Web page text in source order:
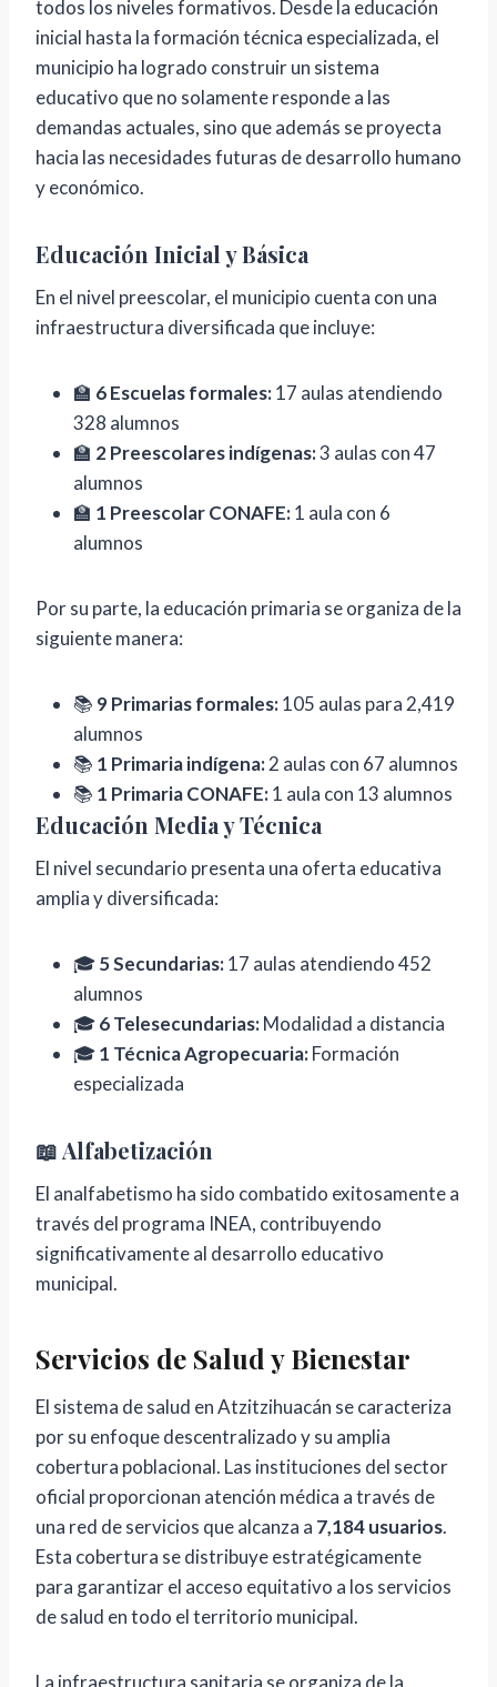
todos los niveles formativos. Desde la educación
inicial hasta la formación técnica especializada, el
municipio ha logrado construir un sistema
educativo que no solamente responde a las
demandas actuales, sino que además se proyecta
hacia las necesidades futuras de desarrollo humano
y económico.
Educación Inicial y Básica
En el nivel preescolar, el municipio cuenta con una
infraestructura diversificada que incluye:
🏫 6 Escuelas formales:17 aulas atendiendo
328 alumnos
🏫 2 Preescolares indígenas:3 aulas con 47
alumnos
🏫 1 Preescolar CONAFE:1 aula con 6
alumnos
Por su parte, la educación primaria se organiza de la
siguiente manera:
📚 9 Primarias formales:105 aulas para 2,419
alumnos
📚 1 Primaria indígena:2 aulas con 67 alumnos
📚 1 Primaria CONAFE:1 aula con 13 alumnos
Educación Media y Técnica
El nivel secundario presenta una oferta educativa
amplia y diversificada:
🎓5 Secundarias:17 aulas atendiendo 452
alumnos
🎓6 Telesecundarias:Modalidad a distancia
🎓1 Técnica Agropecuaria:Formación
especializada
📖 Alfabetización
El analfabetismo ha sido combatido exitosamente a
través del programa INEA, contribuyendo
significativamente al desarrollo educativo
municipal.
Servicios de Salud y Bienestar
El sistema de salud en Atzitzihuacán se caracteriza
por su enfoque descentralizado y su amplia
cobertura poblacional. Las instituciones del sector
oficial proporcionan atención médica a través de
una red de servicios que alcanza a 7,184 usuarios.
Esta cobertura se distribuye estratégicamente
para garantizar el acceso equitativo a los servicios
de salud en todo el territorio municipal.
La infraestructura sanitaria se organiza de la